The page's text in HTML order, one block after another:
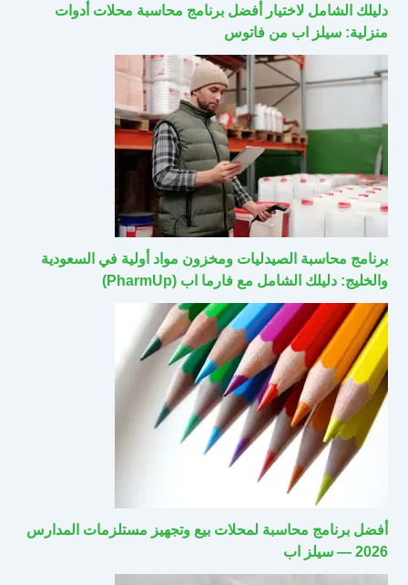
دليلك الشامل لاختيار أفضل برنامج محاسبة محلات أدوات
منزلية: سيلز اب من فاتوس
برنامج محاسبة الصيدليات ومخزون مواد أولية في السعودية
والخليج: دليلك الشامل مع فارما اب (PharmUp)
أفضل برنامج محاسبة لمحلات بيع وتجهيز مستلزمات المدارس
2026 — سيلز اب